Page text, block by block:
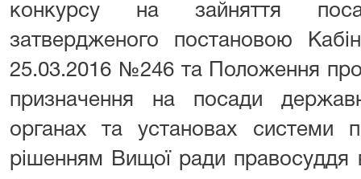
конкурсу на зайняття
затвердженого постановою
25.03.2016 №246 та Положення
призначення на посади
органах та установах системи
рішенням Вищої ради